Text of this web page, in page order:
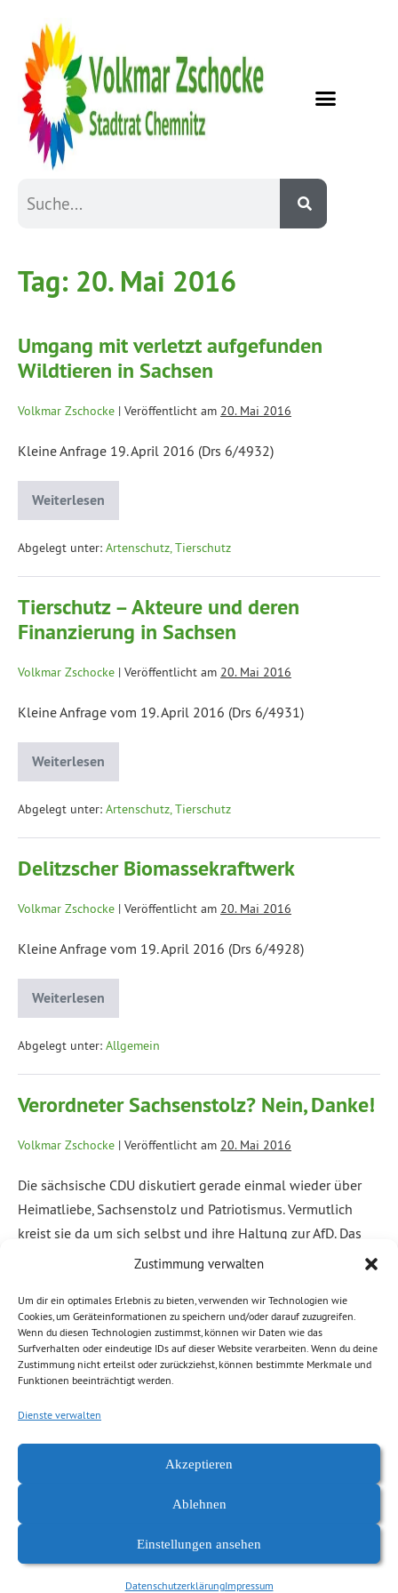
Zustimmung verwalten
Um dir ein optimales Erlebnis zu bieten, verwenden wir Technologien wie
Cookies, um Geräteinformationen zu speichern und/oder darauf zuzugreifen.
Wenn du diesen Technologien zustimmst, können wir Daten wie das
Surfverhalten oder eindeutige IDs auf dieser Website verarbeiten. Wenn du deine
Zustimmung nicht erteilst oder zurückziehst, können bestimmte Merkmale und
Funktionen beeinträchtigt werden.
Dienste verwalten
Akzeptieren
Ablehnen
Einstellungen ansehen
DatenschutzerklärungImpressum
Tag: 20. Mai 2016
Umgang mit verletzt aufgefunden
Wildtieren in Sachsen
Volkmar Zschocke | Veröffentlicht am 20. Mai 2016
Kleine Anfrage 19. April 2016 (Drs 6/4932)
Weiterlesen
Abgelegt unter: Artenschutz, Tierschutz
Tierschutz – Akteure und deren
Finanzierung in Sachsen
Volkmar Zschocke | Veröffentlicht am 20. Mai 2016
Kleine Anfrage vom 19. April 2016 (Drs 6/4931)
Weiterlesen
Abgelegt unter: Artenschutz, Tierschutz
Delitzscher Biomassekraftwerk
Volkmar Zschocke | Veröffentlicht am 20. Mai 2016
Kleine Anfrage vom 19. April 2016 (Drs 6/4928)
Weiterlesen
Abgelegt unter: Allgemein
Verordneter Sachsenstolz? Nein, Danke!
Volkmar Zschocke | Veröffentlicht am 20. Mai 2016
Die sächsische CDU diskutiert gerade einmal wieder über
Heimatliebe, Sachsenstolz und Patriotismus. Vermutlich
kreist sie da um sich selbst und ihre Haltung zur AfD. Das
darf sie. Wir leben in einem freien Land. Auch ich mag zum
über 20 Jahren engagiere. Mit meiner Heimat verbinden
mich […]
Weiterlesen
Abgelegt unter: